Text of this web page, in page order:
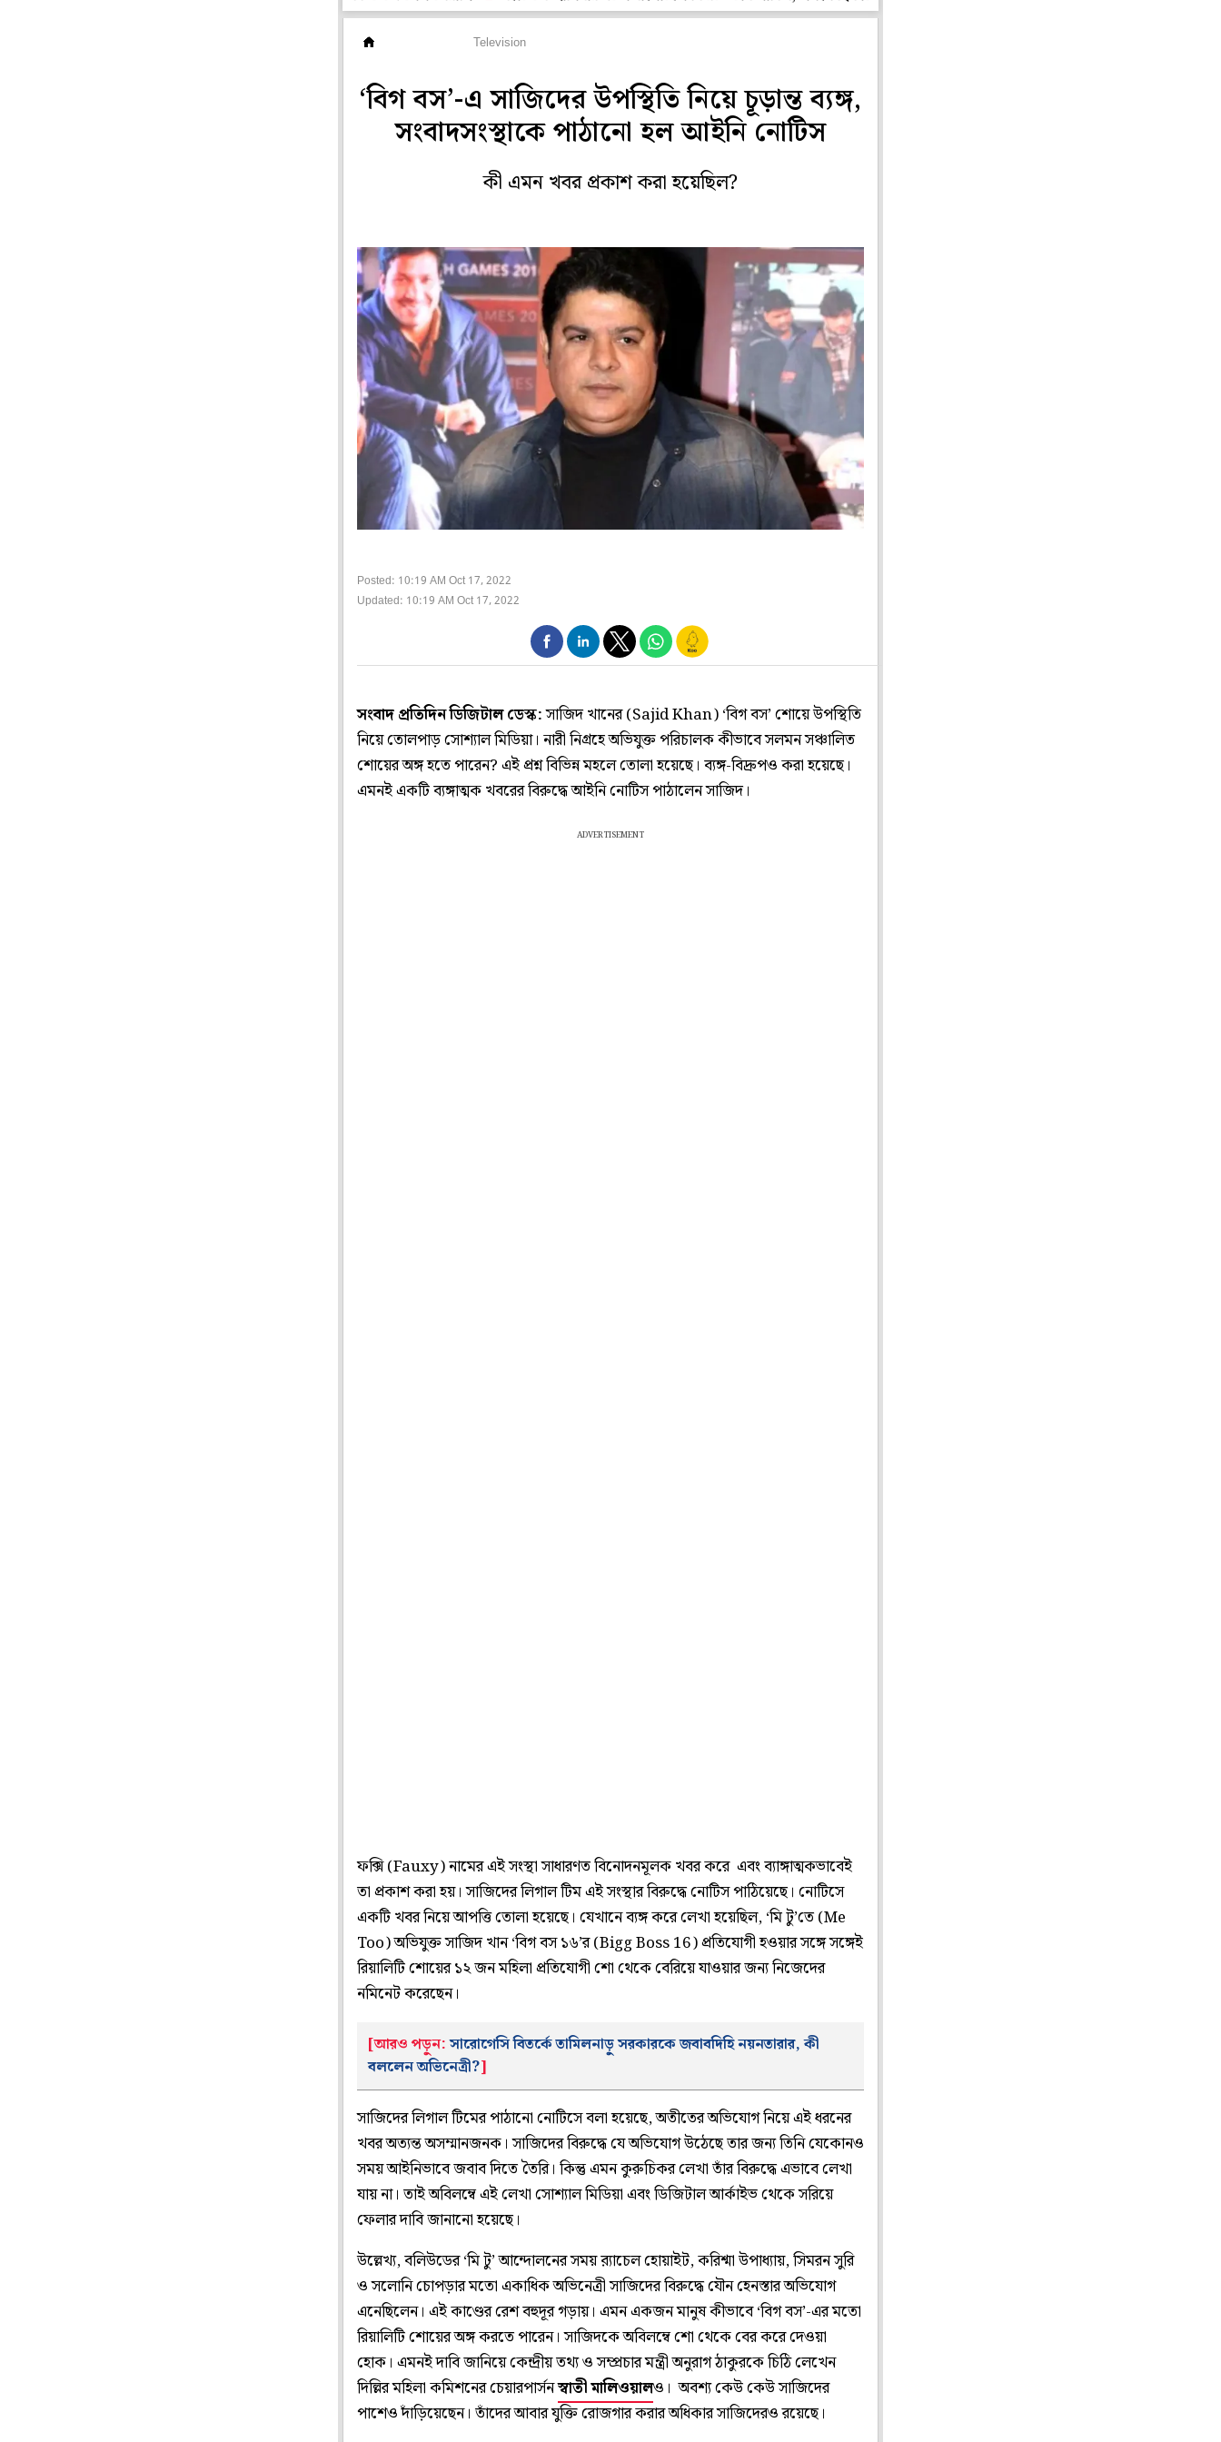
Television
‘বিগ বস’-এ সাজিদের উপস্থিতি নিয়ে চূড়ান্ত ব্যঙ্গ,
সংবাদসংস্থাকে পাঠানো হল আইনি নোটিস
কী এমন খবর প্রকাশ করা হয়েছিল?
Posted: 10:19 AM Oct 17, 2022
Updated: 10:19 AM Oct 17, 2022
সংবাদ প্রতিদিন ডিজিটাল ডেস্ক:সাজিদ খানের (Sajid Khan) ‘বিগ বস’ শোয়ে উপস্থিতি
নিয়ে তোলপাড় সোশ্যাল মিডিয়া। নারী নিগ্রহে অভিযুক্ত পরিচালক কীভাবে সলমন সঞ্চালিত
শোয়ের অঙ্গ হতে পারেন? এই প্রশ্ন বিভিন্ন মহলে তোলা হয়েছে। ব্যঙ্গ-বিদ্রুপও করা হয়েছে।
এমনই একটি ব্যঙ্গাত্মক খবরের বিরুদ্ধে আইনি নোটিস পাঠালেন সাজিদ।
ADVERTISEMENT
ফক্সি (Fauxy) নামের এই সংস্থা সাধারণত বিনোদনমূলক খবর করে এবং ব্যাঙ্গাত্মকভাবেই
তা প্রকাশ করা হয়। সাজিদের লিগাল টিম এই সংস্থার বিরুদ্ধে নোটিস পাঠিয়েছে। নোটিসে
একটি খবর নিয়ে আপত্তি তোলা হয়েছে। যেখানে ব্যঙ্গ করে লেখা হয়েছিল, ‘মি টু’তে (Me
Too) অভিযুক্ত সাজিদ খান ‘বিগ বস ১৬’র (Bigg Boss 16) প্রতিযোগী হওয়ার সঙ্গে সঙ্গেই
রিয়ালিটি শোয়ের ১২ জন মহিলা প্রতিযোগী শো থেকে বেরিয়ে যাওয়ার জন্য নিজেদের
নমিনেট করেছেন।
[আরও পড়ুন:সারোগেসি বিতর্কে তামিলনাড়ু সরকারকে জবাবদিহি নয়নতারার, কী
বললেন অভিনেত্রী?]
সাজিদের লিগাল টিমের পাঠানো নোটিসে বলা হয়েছে, অতীতের অভিযোগ নিয়ে এই ধরনের
খবর অত্যন্ত অসম্মানজনক। সাজিদের বিরুদ্ধে যে অভিযোগ উঠেছে তার জন্য তিনি যেকোনও
সময় আইনিভাবে জবাব দিতে তৈরি। কিন্তু এমন কুরুচিকর লেখা তাঁর বিরুদ্ধে এভাবে লেখা
যায় না। তাই অবিলম্বে এই লেখা সোশ্যাল মিডিয়া এবং ডিজিটাল আর্কাইভ থেকে সরিয়ে
ফেলার দাবি জানানো হয়েছে।
উল্লেখ্য, বলিউডের ‘মি টু’ আন্দোলনের সময় ব়্যাচেল হোয়াইট, করিশ্মা উপাধ্যায়, সিমরন সুরি
ও সলোনি চোপড়ার মতো একাধিক অভিনেত্রী সাজিদের বিরুদ্ধে যৌন হেনস্তার অভিযোগ
এনেছিলেন। এই কাণ্ডের রেশ বহুদূর গড়ায়। এমন একজন মানুষ কীভাবে ‘বিগ বস’-এর মতো
রিয়ালিটি শোয়ের অঙ্গ করতে পারেন। সাজিদকে অবিলম্বে শো থেকে বের করে দেওয়া
হোক। এমনই দাবি জানিয়ে কেন্দ্রীয় তথ্য ও সম্প্রচার মন্ত্রী অনুরাগ ঠাকুরকে চিঠি লেখেন
দিল্লির মহিলা কমিশনের চেয়ারপার্সনস্বাতী মালিওয়ালও। অবশ্য কেউ কেউ সাজিদের
পাশেও দাঁড়িয়েছেন। তাঁদের আবার যুক্তি রোজগার করার অধিকার সাজিদেরও রয়েছে।